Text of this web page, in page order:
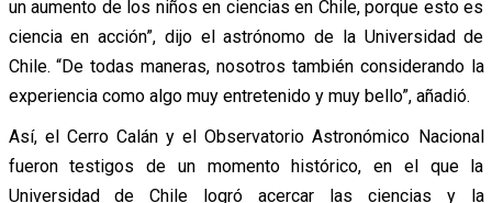
un aumento de los niños en ciencias en Chile, porque esto es
ciencia en acción”, dijo el astrónomo de la Universidad de
Chile. “De todas maneras, nosotros también considerando la
experiencia como algo muy entretenido y muy bello”, añadió.
Así, el Cerro Calán y el Observatorio Astronómico Nacional
fueron testigos de un momento histórico, en el que la
Universidad de Chile logró acercar las ciencias y la